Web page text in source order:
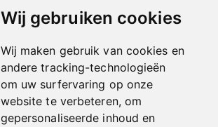
Wij gebruiken cookies
Wij maken gebruik van cookies en
andere tracking-technologieën
om uw surfervaring op onze
website te verbeteren, om
gepersonaliseerde inhoud en